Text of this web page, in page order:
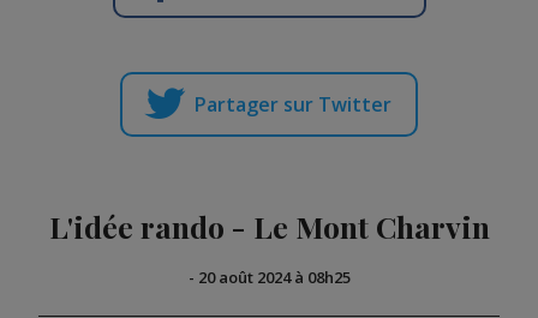
Partager sur Twitter
L'idée rando - Le Mont Charvin
- 20 août 2024 à 08h25